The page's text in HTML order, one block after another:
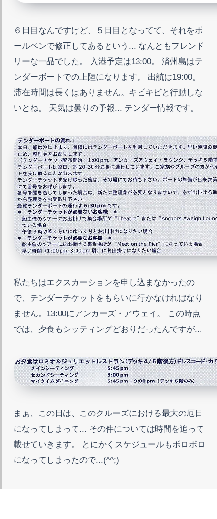
６日目なんですけど、５日目となってて、それをボ
ールペンで修正してあるという... なんともフレンド
リーな一品でした。 入港予定は13:00。 済州島はテ
ンダーボートでの上陸になります。 出航は19:00。
滞在時間は長くはありません。キビキビと行動しな
いとね。 天気は曇りの予報... テンダー情報です。
私たちはエクスカーションを申し込まなかったの
で、テンダーチケットをもらいに行かなければなり
ません。13:00にアンカーズ・アウェイ。 この時点
では、夕食もシッティングどおりだったんですが...
まぁ、この日は、このクルーズにおける最大の厄日
になってしまって... その件については時間を追って
載せていきます。 とにかくスケジュールもボロボロ
になってしまったので...(^^;)